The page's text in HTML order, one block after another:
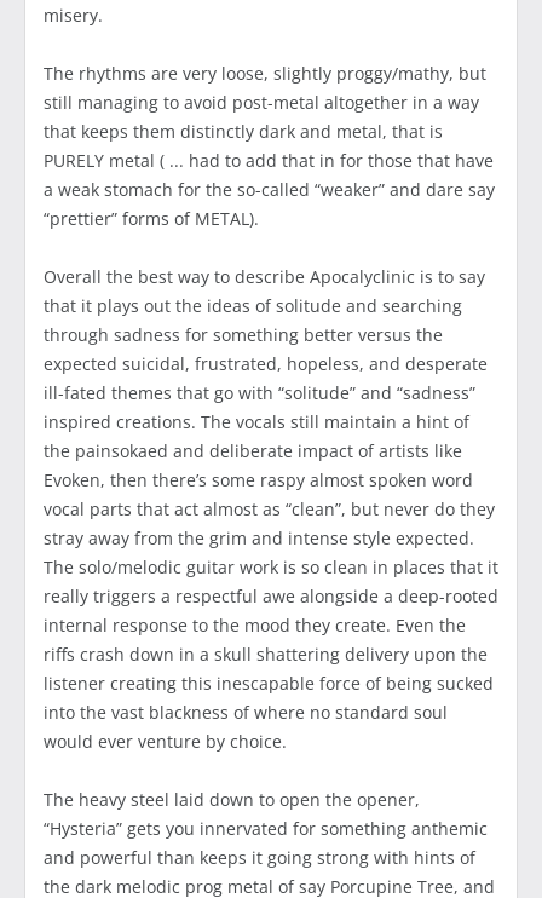
misery.
The rhythms are very loose, slightly proggy/mathy, but
still managing to avoid post-metal altogether in a way
that keeps them distinctly dark and metal, that is
PURELY metal ( ... had to add that in for those that have
a weak stomach for the so-called “weaker” and dare say
“prettier” forms of METAL).
Overall the best way to describe Apocalyclinic is to say
that it plays out the ideas of solitude and searching
through sadness for something better versus the
expected suicidal, frustrated, hopeless, and desperate
ill-fated themes that go with “solitude” and “sadness”
inspired creations. The vocals still maintain a hint of
the painsokaed and deliberate impact of artists like
Evoken, then there’s some raspy almost spoken word
vocal parts that act almost as “clean”, but never do they
stray away from the grim and intense style expected.
The solo/melodic guitar work is so clean in places that it
really triggers a respectful awe alongside a deep-rooted
internal response to the mood they create. Even the
riffs crash down in a skull shattering delivery upon the
listener creating this inescapable force of being sucked
into the vast blackness of where no standard soul
would ever venture by choice.
The heavy steel laid down to open the opener,
“Hysteria” gets you innervated for something anthemic
and powerful than keeps it going strong with hints of
the dark melodic prog metal of say Porcupine Tree, and